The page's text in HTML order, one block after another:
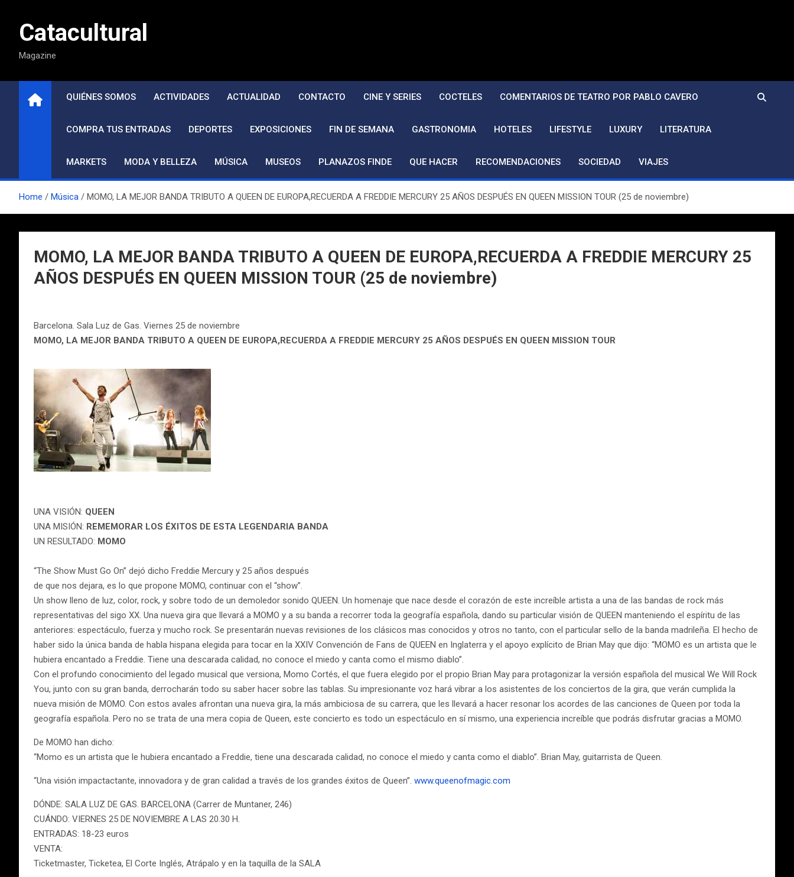
contenidoCatacultural
Magazine
QUIÉNES SOMOS ACTIVIDADES ACTUALIDAD CONTACTO CINE Y SERIES COCTELES COMENTARIOS DE TEATRO POR PABLO CAVERO
COMPRA TUS ENTRADAS DEPORTES EXPOSICIONES FIN DE SEMANA GASTRONOMIA HOTELES LIFESTYLE LUXURY LITERATURA
MARKETS MODA Y BELLEZA MÚSICA MUSEOS PLANAZOS FINDE QUE HACER RECOMENDACIONES SOCIEDAD VIAJES
Home Música MOMO, LA MEJOR BANDA TRIBUTO A QUEEN DE EUROPA,RECUERDA A FREDDIE MERCURY 25 AÑOS DESPUÉS EN QUEEN MISSION TOUR (25 de noviembre)
MOMO, LA MEJOR BANDA TRIBUTO A QUEEN DE EUROPA,RECUERDA A FREDDIE MERCURY 25
AÑOS DESPUÉS EN QUEEN MISSION TOUR (25 de noviembre)
Barcelona. Sala Luz de Gas. Viernes 25 de noviembre
MOMO, LA MEJOR BANDA TRIBUTO A QUEEN DE EUROPA,RECUERDA A FREDDIE MERCURY 25 AÑOS DESPUÉS EN QUEEN MISSION TOUR
UNA VISIÓN: QUEEN
UNA MISIÓN: REMEMORAR LOS ÉXITOS DE ESTA LEGENDARIA BANDA
UN RESULTADO: MOMO
“The Show Must Go On” dejó dicho Freddie Mercury y 25 años después
de que nos dejara, es lo que propone MOMO, continuar con el “show”.
Un show lleno de luz, color, rock, y sobre todo de un demoledor sonido QUEEN. Un homenaje que nace desde el corazón de este increíble artista a una de las bandas de rock más
representativas del sigo XX. Una nueva gira que llevará a MOMO y a su banda a recorrer toda la geografía española, dando su particular visión de QUEEN manteniendo el espíritu de las
anteriores: espectáculo, fuerza y mucho rock. Se presentarán nuevas revisiones de los clásicos mas conocidos y otros no tanto, con el particular sello de la banda madrileña. El hecho de
haber sido la única banda de habla hispana elegida para tocar en la XXIV Convención de Fans de QUEEN en Inglaterra y el apoyo explícito de Brian May que dijo: “MOMO es un artista que le
hubiera encantado a Freddie. Tiene una descarada calidad, no conoce el miedo y canta como el mismo diablo”.
Con el profundo conocimiento del legado musical que versiona, Momo Cortés, el que fuera elegido por el propio Brian May para protagonizar la versión española del musical We Will Rock
You, junto con su gran banda, derrocharán todo su saber hacer sobre las tablas. Su impresionante voz hará vibrar a los asistentes de los conciertos de la gira, que verán cumplida la
nueva misión de MOMO. Con estos avales afrontan una nueva gira, la más ambiciosa de su carrera, que les llevará a hacer resonar los acordes de las canciones de Queen por toda la
geografía española. Pero no se trata de una mera copia de Queen, este concierto es todo un espectáculo en sí mismo, una experiencia increíble que podrás disfrutar gracias a MOMO.
De MOMO han dicho:
“Momo es un artista que le hubiera encantado a Freddie, tiene una descarada calidad, no conoce el miedo y canta como el diablo”. Brian May, guitarrista de Queen.
“Una visión impactactante, innovadora y de gran calidad a través de los grandes éxitos de Queen”. www.queenofmagic.com
DÓNDE: SALA LUZ DE GAS. BARCELONA (Carrer de Muntaner, 246)
CUÁNDO: VIERNES 25 DE NOVIEMBRE A LAS 20.30 H.
ENTRADAS: 18-23 euros
VENTA:
Ticketmaster, Ticketea, El Corte Inglés, Atrápalo y en la taquilla de la SALA